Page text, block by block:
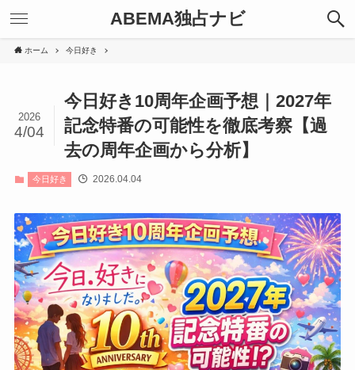
ABEMA独占ナビ
ホーム 今日好き
今日好き10周年企画予想｜2027年
記念特番の可能性を徹底考察【過
去の周年企画から分析】
2026
4/04
今日好き 2026.04.04